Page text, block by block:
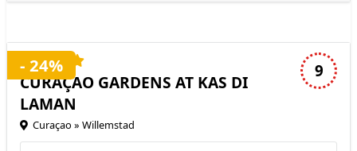
9
CURAÇAO GARDENS AT KAS DI
LAMAN
Curaçao » Willemstad
- 24%